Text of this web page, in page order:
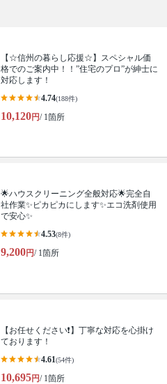
【☆信州の暮らし応援☆】スペシャル価
格でのご案内中！！”住宅のプロ”が紳士に
対応します！
4.74(188件)
10,120円/ 1箇所
🌟ハウスクリーニング全般対応🌟完全自
社作業✨️ピカピカにします✨️エコ洗剤使用
で安心✨
4.53(8件)
9,200円/ 1箇所
【お任せください❗️】丁寧な対応を心掛け
ております！
4.61(54件)
10,695円/ 1箇所